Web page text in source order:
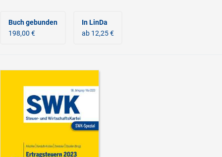
Buch gebunden
198,00 €
In LinDa
ab 12,25 €